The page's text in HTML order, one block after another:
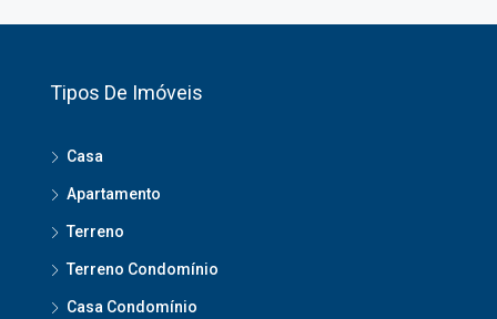
Tipos De Imóveis
Casa
Apartamento
Terreno
Terreno Condomínio
Casa Condomínio